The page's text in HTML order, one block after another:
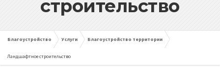
строительство
Благоустройство Услуги Благоустройство территории
Ландшафтное строительство